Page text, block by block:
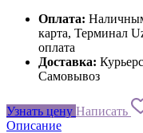
Оплата:
карта, Терминал
оплата
Доставка:
Самовывоз
Узнать цену Написать
Описание